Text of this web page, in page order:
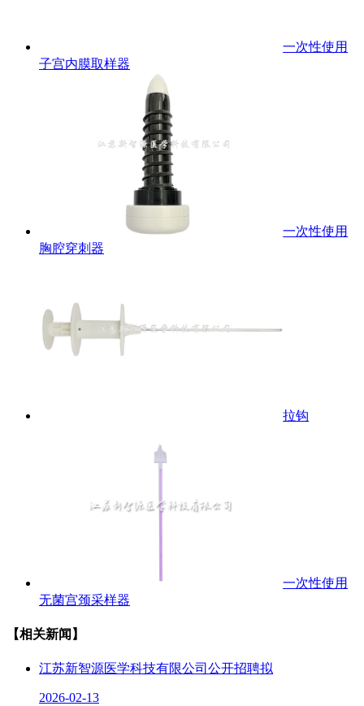
一次性使用
子宫内膜取样器
一次性使用
胸腔穿刺器
拉钩
一次性使用
无菌宫颈采样器
【相关新闻】
江苏新智源医学科技有限公司公开招聘拟
2026-02-13